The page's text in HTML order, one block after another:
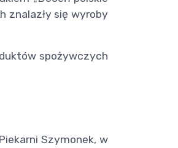
znalazły się wyroby
spożywczych
Szymonek, w